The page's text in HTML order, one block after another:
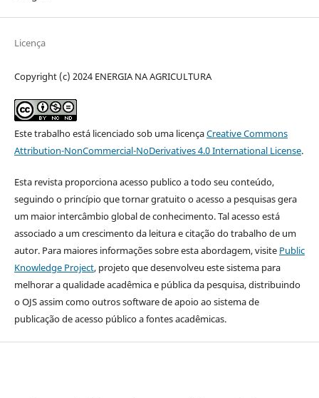
Licença
Copyright (c) 2024 ENERGIA NA AGRICULTURA
Este trabalho está licenciado sob uma licençaCreative Commons
Attribution-NonCommercial-NoDerivatives 4.0 International License.
Esta revista proporciona acesso publico a todo seu conteúdo,
seguindo o princípio que tornar gratuito o acesso a pesquisas gera
um maior intercâmbio global de conhecimento. Tal acesso está
associado a um crescimento da leitura e citação do trabalho de um
autor. Para maiores informações sobre esta abordagem, visite Public
Knowledge Project, projeto que desenvolveu este sistema para
melhorar a qualidade acadêmica e pública da pesquisa, distribuindo
o OJS assim como outros software de apoio ao sistema de
publicação de acesso público a fontes acadêmicas.